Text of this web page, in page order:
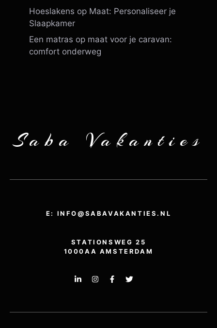
Hoeslakens op Maat: Personaliseer je
Slaapkamer
Een matras op maat voor je caravan:
comfort onderweg
Saba Vakanties
E: INFO@SABAVAKANTIES.NL
STATIONSWEG 25
1000AA AMSTERDAM